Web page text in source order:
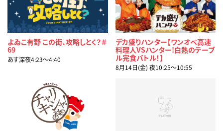
よゐこ有野 この街、攻略しとく？＃
69
あす深夜4:23〜4:40
デカ盛りハンター【ワンオペ高速
料理人VSハンター!白熱のテーブ
ル完食バトル！】
8月14日(金) 夜10:25〜10:55